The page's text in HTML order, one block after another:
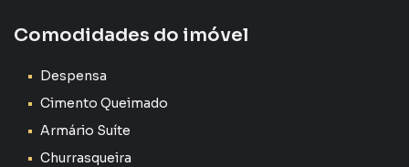
353m² de terreno ,
Sala de estar e jantar com pé-direito duplo, o
Cozinha planejadacom
para confraternizações;
Piscina privativapara cur
Comodidades do imóvel
Despensa
Cimento Queimado
Armário Suíte
Churrasqueira